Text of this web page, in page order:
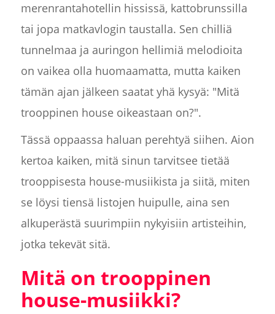
merenrantahotellin hississä, kattobrunssilla
tai jopa matkavlogin taustalla. Sen chilliä
tunnelmaa ja auringon hellimiä melodioita
on vaikea olla huomaamatta, mutta kaiken
tämän ajan jälkeen saatat yhä kysyä: "Mitä
trooppinen house oikeastaan on?".
Tässä oppaassa haluan perehtyä siihen. Aion
kertoa kaiken, mitä sinun tarvitsee tietää
trooppisesta house-musiikista ja siitä, miten
se löysi tiensä listojen huipulle, aina sen
alkuperästä suurimpiin nykyisiin artisteihin,
jotka tekevät sitä.
Mitä on trooppinen
house-musiikki?